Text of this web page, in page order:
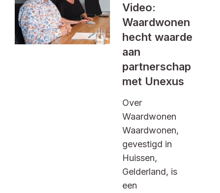
Video:
Waardwonen
hecht waarde
aan
partnerschap
met Unexus
Over
Waardwonen
Waardwonen,
gevestigd in
Huissen,
Gelderland, is
een